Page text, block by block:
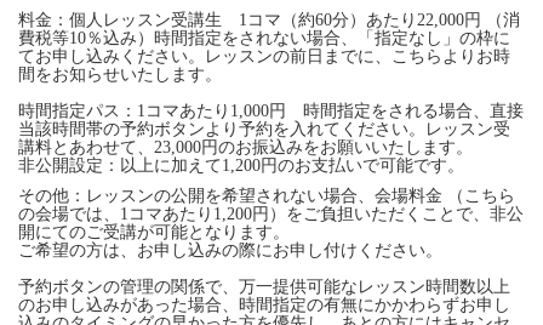
料金：個人レッスン受講生 1コマ（約60分）あたり22,000円 （消
費税等10％込み）時間指定をされない場合、「指定なし」の枠に
てお申し込みください。レッスンの前日までに、こちらよりお時
間をお知らせいたします。
時間指定パス：1コマあたり1,000円 時間指定をされる場合、直接
当該時間帯の予約ボタンより予約を入れてください。レッスン受
講料とあわせて、23,000円のお振込みをお願いいたします。
非公開設定：以上に加えて1,200円のお支払いで可能です。
その他：レッスンの公開を希望されない場合、会場料金 （こちら
の会場では、1コマあたり1,200円）をご負担いただくことで、非公
開にてのご受講が可能となります。
ご希望の方は、お申し込みの際にお申し付けください。
予約ボタンの管理の関係で、万一提供可能なレッスン時間数以上
のお申し込みがあった場合、時間指定の有無にかかわらずお申し